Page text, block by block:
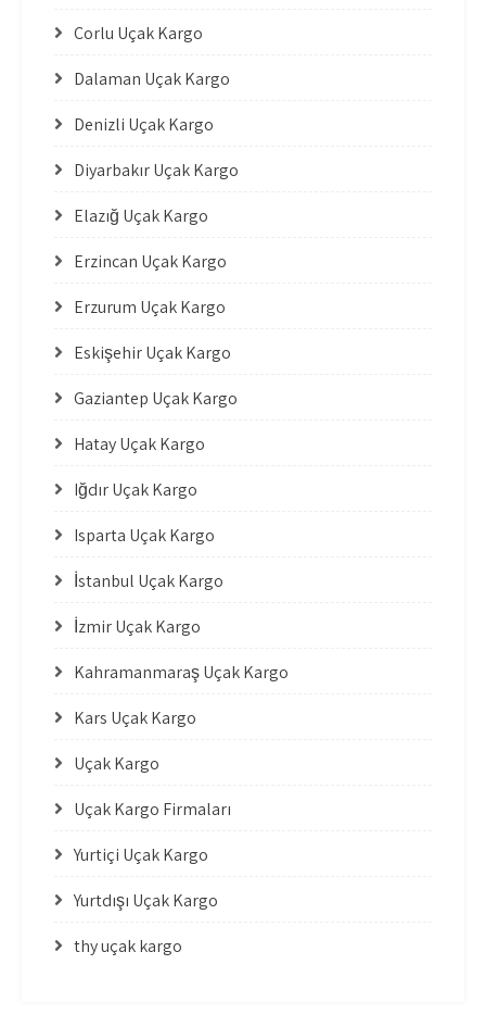
Çorlu Uçak Kargo
Dalaman Uçak Kargo
Denizli Uçak Kargo
Diyarbakır Uçak Kargo
Elazığ Uçak Kargo
Erzincan Uçak Kargo
Erzurum Uçak Kargo
Eskişehir Uçak Kargo
Gaziantep Uçak Kargo
Hatay Uçak Kargo
Iğdır Uçak Kargo
Isparta Uçak Kargo
İstanbul Uçak Kargo
İzmir Uçak Kargo
Kahramanmaraş Uçak Kargo
Kars Uçak Kargo
Uçak Kargo
Uçak Kargo Firmaları
Yurtiçi Uçak Kargo
Yurtdışı Uçak Kargo
thy uçak kargo